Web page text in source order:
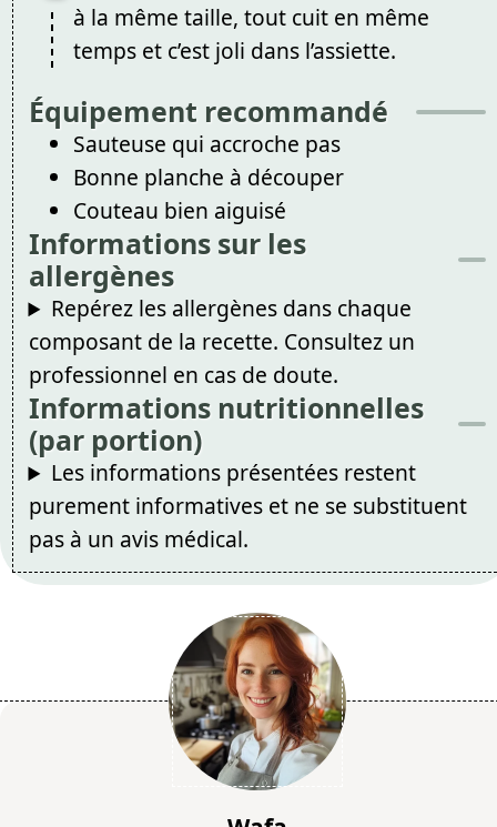
à la même taille, tout cuit en même
temps et c’est joli dans l’assiette.
Équipement recommandé
Sauteuse qui accroche pas
Bonne planche à découper
Couteau bien aiguisé
Informations sur les
allergènes
Repérez les allergènes dans chaque
composant de la recette. Consultez un
professionnel en cas de doute.
Informations nutritionnelles
(par portion)
Les informations présentées restent
purement informatives et ne se substituent
pas à un avis médical.